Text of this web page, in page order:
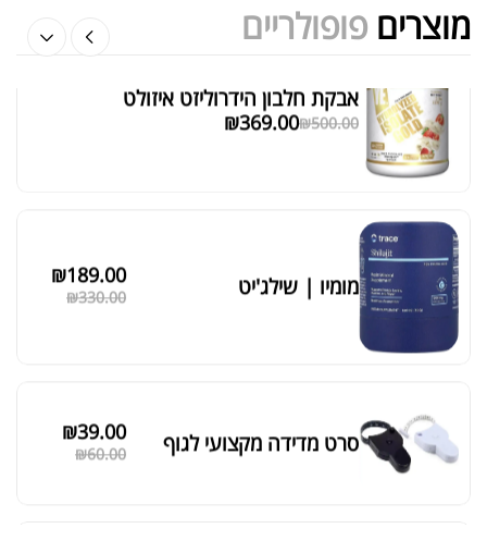
מוצרים פופולריים
מציג 1–6 מתוך 524 תוצאות
סידור ברירת מחדל
אבקת חלבון הידרוליזט איזולט
₪500.00
₪369.00
מומיו | שילג'יט ₪330.00
₪189.00
סרט מדידה מקצועי לגוף ₪60.00
₪39.00